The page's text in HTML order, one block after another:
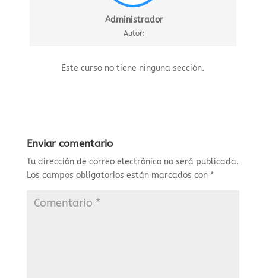
Administrador
Autor:
Este curso no tiene ninguna sección.
Enviar comentario
Tu dirección de correo electrónico no será publicada.
Los campos obligatorios están marcados con *